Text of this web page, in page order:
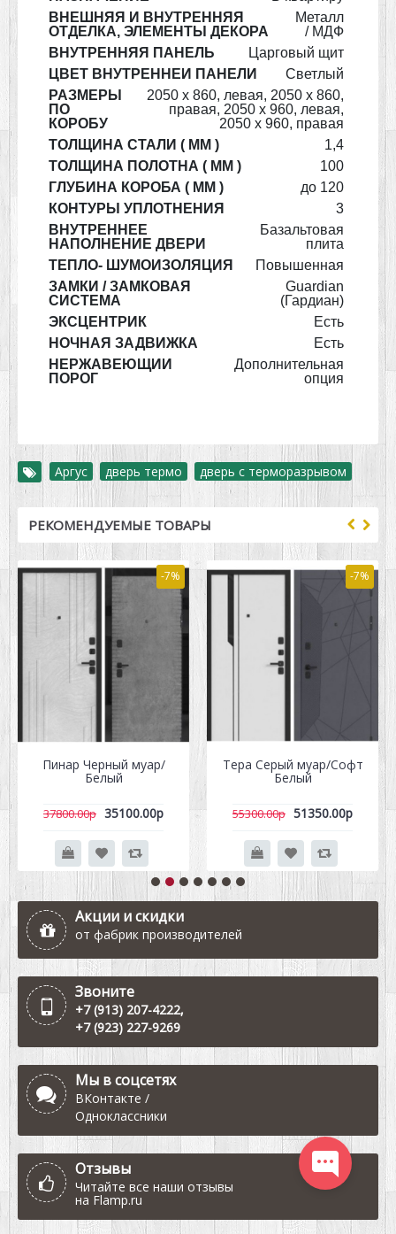
ВНЕШНЯЯ И ВНУТРЕННЯЯ
ОТДЕЛКА, ЭЛЕМЕНТЫ ДЕКОРА
Металл
/ МДФ
ВНУТРЕННЯЯ ПАНЕЛЬ
Царговый щит
ЦВЕТ ВНУТРЕННЕЙ ПАНЕЛИ
Светлый
РАЗМЕРЫ
ПО
КОРОБУ
2050 х 860, левая, 2050 х 860,
правая, 2050 х 960, левая,
2050 х 960, правая
ТОЛЩИНА СТАЛИ ( ММ )
1,4
ТОЛЩИНА ПОЛОТНА ( ММ )
100
ГЛУБИНА КОРОБА ( ММ )
до 120
КОНТУРЫ УПЛОТНЕНИЯ
3
ВНУТРЕННЕЕ
НАПОЛНЕНИЕ ДВЕРИ
Базальтовая
плита
ТЕПЛО- ШУМОИЗОЛЯЦИЯ
Повышенная
ЗАМКИ / ЗАМКОВАЯ
СИСТЕМА
Guardian
(Гардиан)
ЭКСЦЕНТРИК
Есть
НОЧНАЯ ЗАДВИЖКА
Есть
НЕРЖАВЕЮЩИЙ
ПОРОГ
Дополнительная
опция
Аргус дверь термо дверь с терморазрывом
РЕКОМЕНДУЕМЫЕ ТОВАРЫ
-7%
Пинар Черный муар/
Белый
37800.00р 35100.00р
-7%
Тера Серый муар/Софт
Белый
55300.00р 51350.00р
Акции и скидки
от фабрик производителей
Звоните
+7 (913) 207-4222,
+7 (923) 227-9269
Мы в соцсетях
ВКонтакте /
Одноклассники
Отзывы
Читайте все наши отзывы
на Flamp.ru